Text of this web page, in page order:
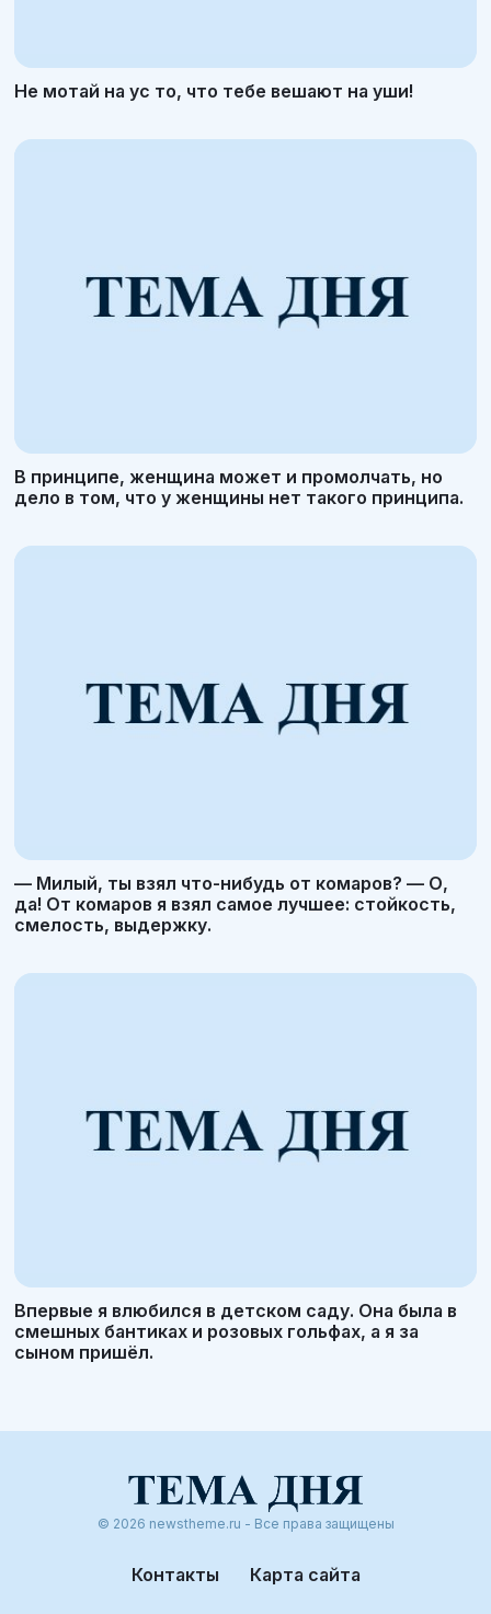
Не мотай на ус то, что тебе вешают на уши!
В принципе, женщина может и промолчать, но
дело в том, что у женщины нет такого принципа.
— Милый, ты взял что-нибудь от комаров? — О,
да! От комаров я взял самое лучшее: стойкость,
смелость, выдержку.
Впервые я влюбился в детском саду. Она была в
смешных бантиках и розовых гольфах, а я за
сыном пришёл.
© 2026 newstheme.ru - Все права защищены
Контакты Карта сайта